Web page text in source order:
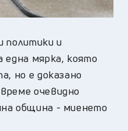
политики и
една мярка, която
но е доказано
очевидно
община - миенето